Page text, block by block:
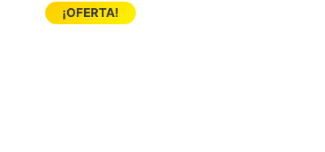
¡OFERTA!